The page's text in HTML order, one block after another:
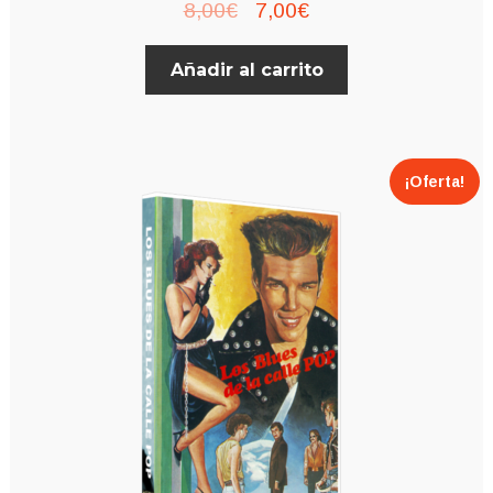
8,00€
El
precio
original
7,00€El
precio
actual
Añadir al carrito
¡Oferta!